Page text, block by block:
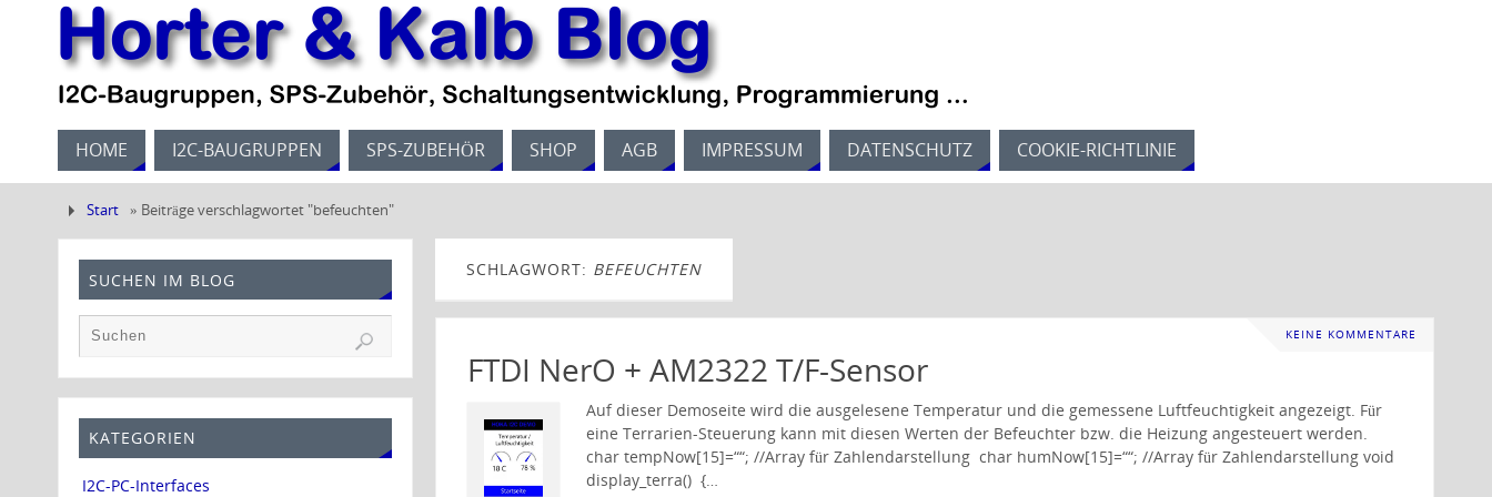
HOME I2C-BAUGRUPPEN SPS-ZUBEHÖR SHOP AGB IMPRESSUM DATENSCHUTZ COOKIE-RICHTLINIE
Start » Beiträge verschlagwortet "befeuchten"
SCHLAGWORT: BEFEUCHTEN
KEINE KOMMENTARE
FTDI NerO + AM2322 T/F-Sensor
Auf dieser Demoseite wird die ausgelesene Temperatur und die gemessene Luftfeuchtigkeit angezeigt. Für
eine Terrarien-Steuerung kann mit diesen Werten der Befeuchter bzw. die Heizung angesteuert werden.
char tempNow[15]=““; //Array für Zahlendarstellung char humNow[15]=““; //Array für Zahlendarstellung void
display_terra() {…
SUCHEN IM BLOG
KATEGORIEN
I2C-PC-Interfaces